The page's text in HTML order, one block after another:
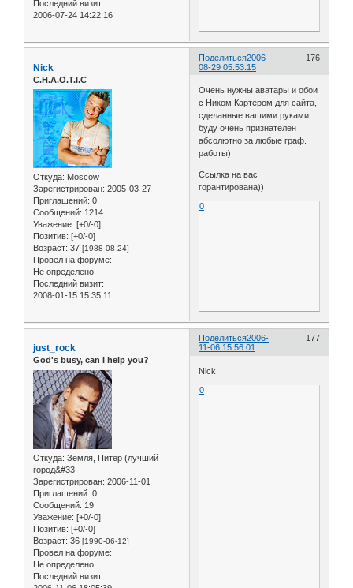
Последний визит:
2006-07-24 14:22:16
Поделиться 176
2006-
08-29 05:53:15
Nick
C.H.A.O.T.I.C
Откуда: Moscow
Зарегистрирован: 2005-03-27
Приглашений: 0
Сообщений: 1214
Уважение: [+0/-0]
Позитив: [+0/-0]
Возраст: 37 [1988-08-24]
Провел на форуме:
Не определено
Последний визит:
2008-01-15 15:35:11
Очень нужны аватары и обои
с Ником Картером для сайта,
сделанные вашими руками,
буду очень признателен
абсолютно за любые граф.
работы)
Cсылка на вас
горантирована))
0
Поделиться 177
2006-
11-06 15:56:01
just_rock
God's busy, can I help you?
Откуда: Земля, Питер (лучший
город&#33
Зарегистрирован: 2006-11-01
Приглашений: 0
Сообщений: 19
Уважение: [+0/-0]
Позитив: [+0/-0]
Возраст: 36 [1990-06-12]
Провел на форуме:
Не определено
Последний визит:
Nick
0